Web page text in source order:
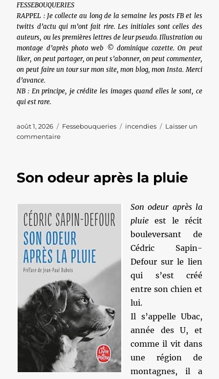
FESSEBOUQUERIES
RAPPEL : Je collecte au long de la semaine les posts FB et les
twitts d’actu qui m’ont fait rire. Les initiales sont celles des
auteurs, ou les premières lettres de leur pseudo. Illustration ou
montage d’après photo web © dominique cozette. On peut
liker, on peut partager, on peut s’abonner, on peut commenter,
on peut faire un tour sur mon site, mon blog, mon Insta. Merci
d’avance.
NB : En principe, je crédite les images quand elles le sont, ce
qui est rare.
Publié
le
août 1, 2026 Catégories
Fessebouqueries Étiquettes
incendies
Laisser un
commentairesur
750
Son odeur après la pluie
Son odeur après la
pluie est le récit
bouleversant de
Cédric Sapin-
Defour sur le lien
qui s’est créé
entre son chien et
lui.
Il s’appelle Ubac,
année des U, et
comme il vit dans
une région de
montagnes, il a